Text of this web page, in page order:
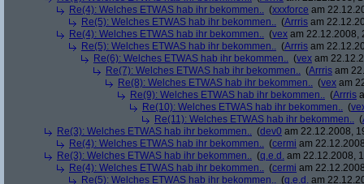
Re(4): Welches ETWAS hab ihr bekommen.. (xxxforce am
Re(5): Welches ETWAS hab ihr bekommen.. (Arrris am
Re(4): Welches ETWAS hab ihr bekommen.. (vex am 22.12.2008,
Re(5): Welches ETWAS hab ihr bekommen.. (Arrris am
Re(6): Welches ETWAS hab ihr bekommen.. (vex am
Re(7): Welches ETWAS hab ihr bekommen.. (Arrris am
Re(8): Welches ETWAS hab ihr bekommen.. (vex am
Re(9): Welches ETWAS hab ihr bekommen.. (Arrris
Re(10): Welches ETWAS hab ihr bekommen.. (
Re(11): Welches ETWAS hab ihr bekommen.. (
Re(3): Welches ETWAS hab ihr bekommen.. (dev0 am 22.12.2008,
Re(4): Welches ETWAS hab ihr bekommen.. (cermi am
Re(3): Welches ETWAS hab ihr bekommen.. (q.e.d. am 22.12.2008,
Re(4): Welches ETWAS hab ihr bekommen.. (cermi am
Re(5): Welches ETWAS hab ihr bekommen.. (q.e.d. am